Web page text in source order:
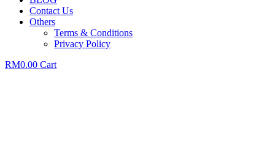
Contact Us
Others
Terms & Conditions
Privacy Policy
RM0.00 Cart